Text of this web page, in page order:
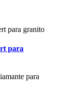
para